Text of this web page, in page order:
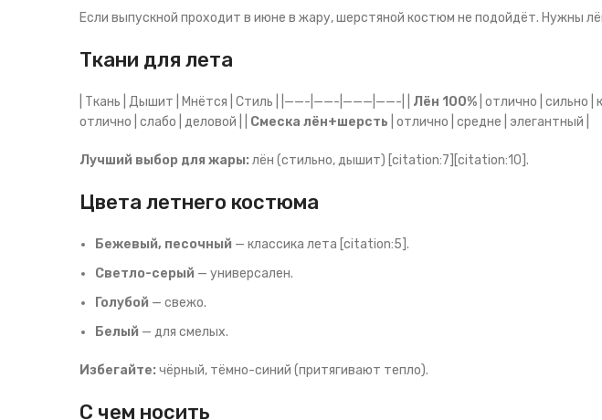
Если выпускной проходит в июне в жару, шерстяной костюм не подойдёт. Нужны
Ткани для лета
| Ткань | Дышит | Мнётся | Стиль | |——-|——-|———|——-| | Лён 100% | отлично | сильно |
отлично | слабо | деловой | | Смеска лён+шерсть | отлично | средне | элегантный |
Лучший выбор для жары: лён (стильно, дышит) [citation:7][citation:10].
Цвета летнего костюма
Бежевый, песочный — классика лета [citation:5].
Светло-серый — универсален.
Голубой — свежо.
Белый — для смелых.
Избегайте: чёрный, тёмно-синий (притягивают тепло).
С чем носить